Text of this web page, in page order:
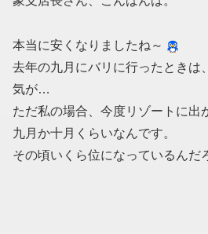
本当に安くなりましたね～
去年の九月にバリに行ったときは
気が…
ただ私の場合、今度リゾートに出
九月か十月くらいなんです。
その頃いくら位になっているんだ